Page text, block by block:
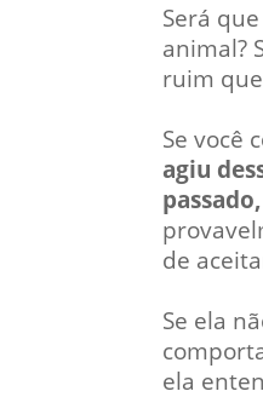
Será
animal?
ruim
Se você
agiu
de
Se ela
ela